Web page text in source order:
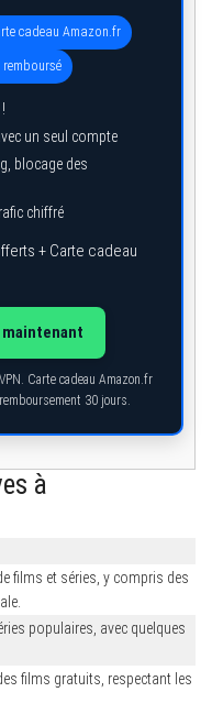
cadeau Amazon.fr
un seul compte
blocage des
chiffré
+ Carte cadeau
Carte cadeau Amazon.fr
30 jours.
à
films et séries, y compris des
populaires, avec quelques
films gratuits, respectant les